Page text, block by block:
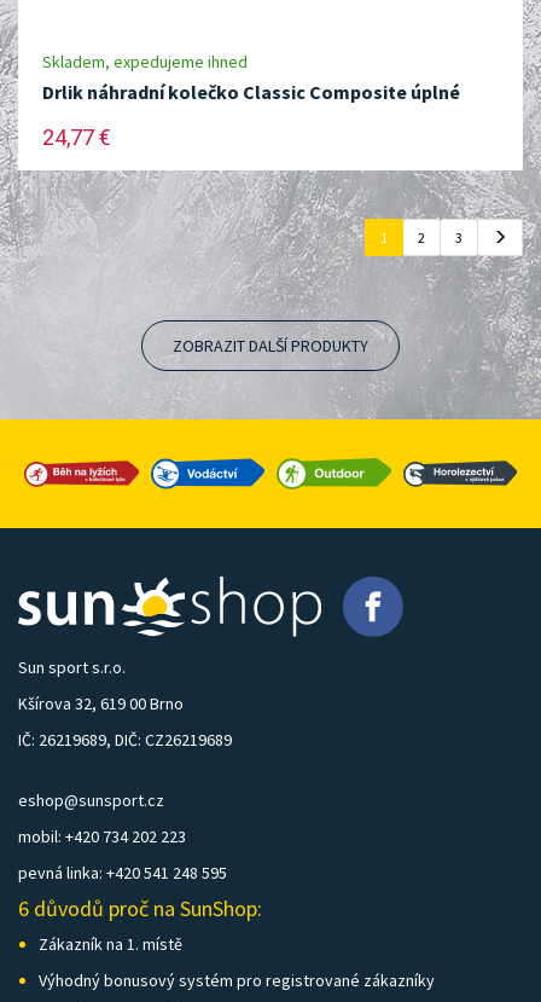
Skladem, expedujeme ihned
Drlik náhradní kolečko Classic Composite úplné
24,77 €
1 2 3
ZOBRAZIT DALŠÍ PRODUKTY
Sun sport s.r.o.
Kšírova 32, 619 00 Brno
IČ: 26219689, DIČ: CZ26219689
eshop@sunsport.cz
mobil: +420 734 202 223
pevná linka: +420 541 248 595
6 důvodů proč na SunShop:
Zákazník na 1. místě
Výhodný bonusový systém pro registrované zákazníky